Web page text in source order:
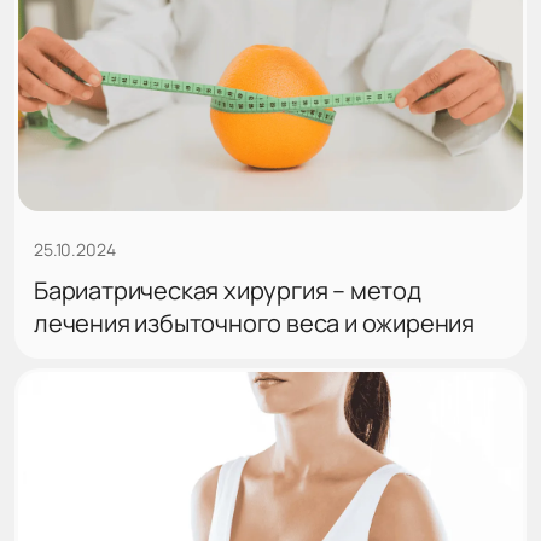
25.10.2024
Бариатрическая хирургия – метод
лечения избыточного веса и ожирения